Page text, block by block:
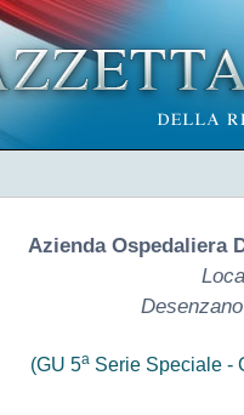
Azienda Ospedaliera
(GU 5a Serie Speciale -